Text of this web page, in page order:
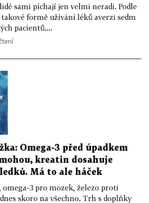
sami píchají jen velmi neradi. Podle
formě užívání léků averzi sedm
pacientů....
Omega-3 před úpadkem
kreatin dosahuje
Má to ale háček
omega-3 pro mozek, železo proti
skoro na všechno. Trh s doplňky